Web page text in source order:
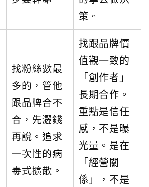
策。
找粉絲數最
多的，管他
跟品牌合不
合，先灑錢
再說。追求
一次性的病
毒式擴散。
找跟品牌價
值觀一致的
「創作者」
長期合作。
重點是信任
感，不是曝
光量。是在
「經營關
係」，不是